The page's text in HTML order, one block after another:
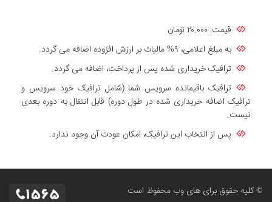
قیمت: ۲۰.۰۰۰ تومان
به مبلغ اعلامی، ۹% مالیات بر ارزش افزوده اضافه می گردد.
ترافیک خریداری شده پس از پرداخت، اضافه می گردد.
ترافیک باقیمانده سرویس شما (شامل ترافیک خود سرویس و
ترافیک اضافه خریداری شده در طول دوره) قابل انتقال به دوره بعدی
نیست.
پس از انتخاب این ترافیک، امکان عودت آن وجود ندارد.
© کلیه حقوق برای های وب محفوظ است